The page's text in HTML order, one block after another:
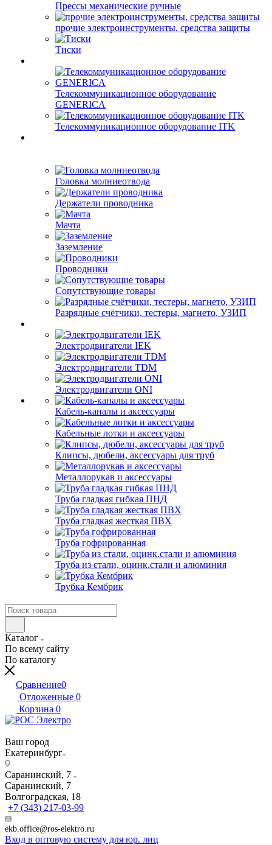
Прессы механические ручные
прочие электроинструменты, средства защиты
Тиски
Телекоммуникационное оборудование
GENERICA
Телекоммуникационное оборудование ITK
Головка молниеотвода
Держатели проводника
Мачта
Заземление
Проводники
Сопутствующие товары
Разрядные счётчики, тестеры, магнето, УЗИП
Электродвигатели IEK
Электродвигатели TDM
Электродвигатели ONI
Кабель-каналы и аксессуары
Кабельные лотки и аксессуары
Клипсы, дюбели, аксессуары для труб
Металлорукав и аксессуары
Труба гладкая гибкая ПНД
Труба гладкая жесткая ПВХ
Труба гофрированная
Труба из стали, оцинк.стали и алюминия
Трубка Кембрик
Каталог
По всему сайту
По каталогу
Сравнение0
Отложенные 0
Корзина 0
Ваш город
Екатеринбург
Саранинский, 7
Саранинский, 7
Волгоградская, 18
+7 (343) 217-03-99
ekb.office@ros-elektro.ru
Вход в оптовую систему для юр. лиц